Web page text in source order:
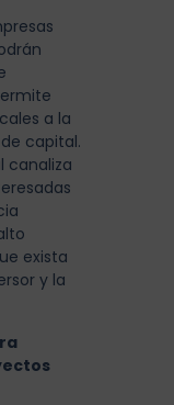
a la
capital.
canaliza
exista
y la